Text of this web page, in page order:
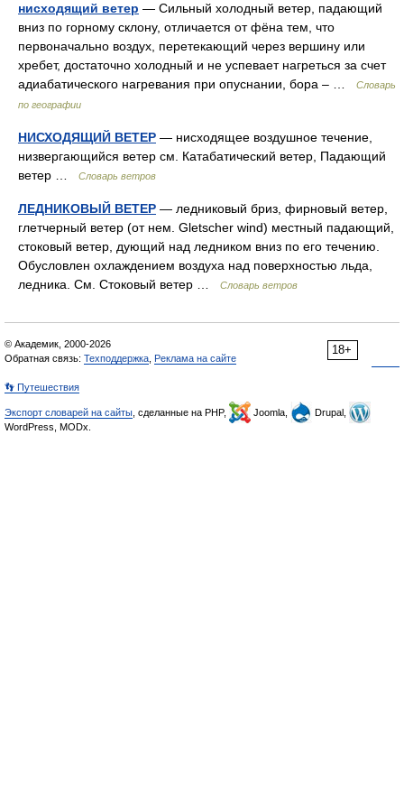
нисходящий ветер — Сильный холодный ветер, падающий
вниз по горному склону, отличается от фёна тем, что
первоначально воздух, перетекающий через вершину или
хребет, достаточно холодный и не успевает нагреться за счет
адиабатического нагревания при опуснании, бора – …
Словарь
по географии
НИСХОДЯЩИЙ ВЕТЕР — нисходящее воздушное течение,
низвергающийся ветер см. Катабатический ветер, Падающий
ветер …
Словарь ветров
ЛЕДНИКОВЫЙ ВЕТЕР — ледниковый бриз, фирновый ветер,
глетчерный ветер (от нем. Gletscher wind) местный падающий,
стоковый ветер, дующий над ледником вниз по его течению.
Обусловлен охлаждением воздуха над поверхностью льда,
ледника. См. Стоковый ветер …
Словарь ветров
18+
© Академик, 2000-2026
Обратная связь: Техподдержка Реклама на сайте
👣 Путешествия
Экспорт словарей на сайты , сделанные на PHP, Joomla,
Drupal,
WordPress, MODx.